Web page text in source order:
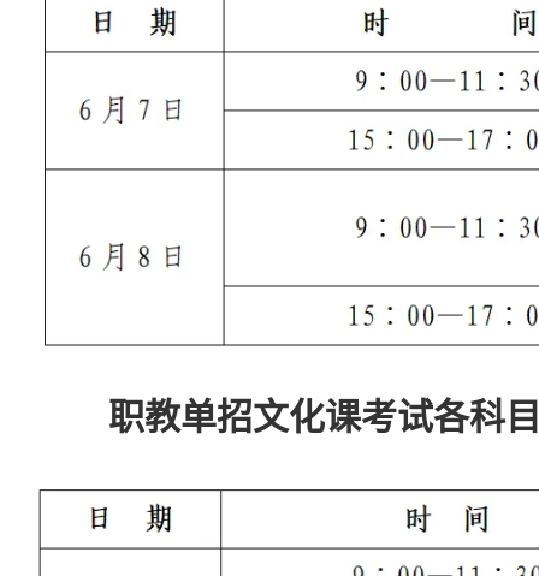
职教单招文化课考试各科